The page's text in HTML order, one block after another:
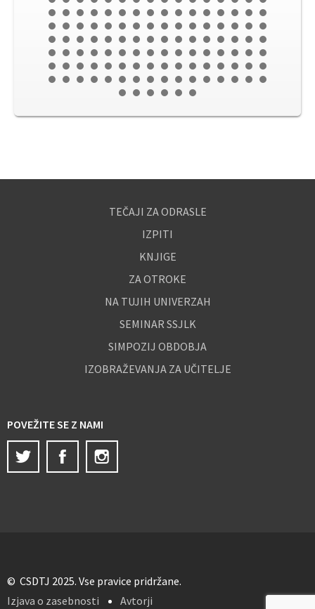
TEČAJI ZA ODRASLE
IZPITI
KNJIGE
ZA OTROKE
NA TUJIH UNIVERZAH
SEMINAR SSJLK
SIMPOZIJ OBDOBJA
IZOBRAŽEVANJA ZA UČITELJE
POVEŽITE SE Z NAMI
Twitter
Facebook
© CSDTJ 2025. Vse pravice pridržane.
Izjava o zasebnosti
Avtorji